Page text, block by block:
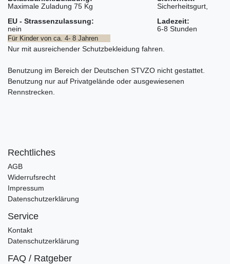
Maximale Zuladung 75 Kg
EU - Strassenzulassung:
nein
Sicherheitsgurt,
Ladezeit:
6-8 Stunden
Für Kinder von ca. 4- 8 Jahren
Nur mit ausreichender Schutzbekleidung fahren.
Benutzung im Bereich der Deutschen STVZO nicht gestattet.
Benutzung nur auf Privatgelände oder ausgewiesenen
Rennstrecken.
Rechtliches
AGB
Widerrufsrecht
Impressum
Datenschutzerklärung
Service
Kontakt
Datenschutzerklärung
FAQ / Ratgeber